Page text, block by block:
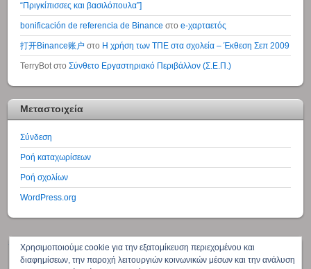
“Πριγκίπισσες και βασιλόπουλα”]
bonificación de referencia de Binance στοe-χαρταετός
打开Binance账户 στο Η χρήση των ΤΠΕ στα σχολεία – Έκθεση Σεπ 2009
TerryBot στοΣύνθετο Εργαστηριακό Περιβάλλον (Σ.Ε.Π.)
Μεταστοιχεία
Σύνδεση
Ροή καταχωρίσεων
Ροή σχολίων
WordPress.org
↑
Χρησιμοποιούμε cookie για την εξατομίκευση περιεχομένου και
διαφημίσεων, την παροχή λειτουργιών κοινωνικών μέσων και την ανάλυση